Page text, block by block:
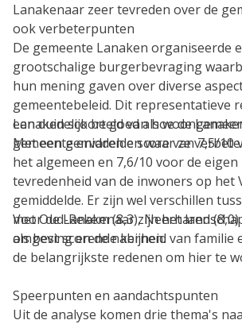
Lanakenaar zeer tevreden over de
ook verbeterpunten
De gemeente Lanaken organiseerde
grootschalige burgerbevraging
hun mening gaven over diverse
gemeentebeleid. Dit representatieve
een duidelijk beeld van hoe de
gemeente ervaren en waar ze
Lanaken scoort goed als
Met een gemiddelde score van 7,5/10
het algemeen en 7,6/10 voor de
tevredenheid van de inwoners op het
gemiddelde. Er zijn wel verschillen
met Oud-Rekem (8,3), Neerharen (8,0)
als best scorende kernen.
Voor de Lanakenaar zijn het
omgeving en de nabijheid van familie
de belangrijkste redenen om hier te
Speerpunten en aandachtspunten
Uit de analyse komen drie thema's